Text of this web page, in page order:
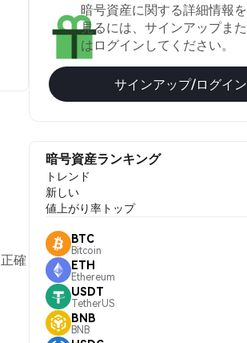
確
暗号資産に関する詳細情報を
見るには、サインアップまた
はログインしてください。
サインアップ/ログイン
暗号資産ランキング
トレンド
新しい
値上がり率トップ
BTC
Bitcoin
ETH
Ethereum
USDT
TetherUS
BNB
BNB